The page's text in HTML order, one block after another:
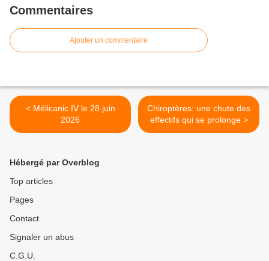
Commentaires
Ajouter un commentaire
< Mélicanic IV le 28 juin
2026
Chiroptères: une chute des
effectifs qui se prolonge >
Hébergé par Overblog
Top articles
Pages
Contact
Signaler un abus
C.G.U.